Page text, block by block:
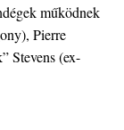
működnek
Pierre
Stevens (ex-